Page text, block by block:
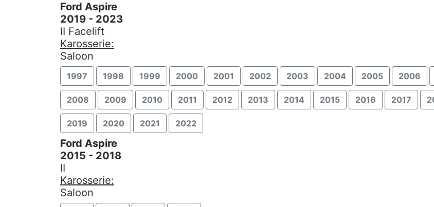
Ford Aspire
2019 - 2023
II Facelift
Karosserie:
Saloon
1997 1998 1999 2000 2001 2002 2003 2004 2005 2006
2008 2009 2010 2011 2012 2013 2014 2015 2016 2017
2019 2020 2021 2022
Ford Aspire
2015 - 2018
II
Karosserie:
Saloon